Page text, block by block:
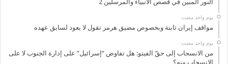
النور المبين في قصص الانبياء والمرسلين 2
‏يوم واحد مضت
مواقف إيران ثابتة وبخصوص مضيق هرمز تقول لا يعود لسابق عهده
‏يوم واحد مضت
من الانسحاب إلى حقّ الفيتو: هل تفاوض “إسرائيل” على إدارة الجنوب لا على
الانسحاب منه؟